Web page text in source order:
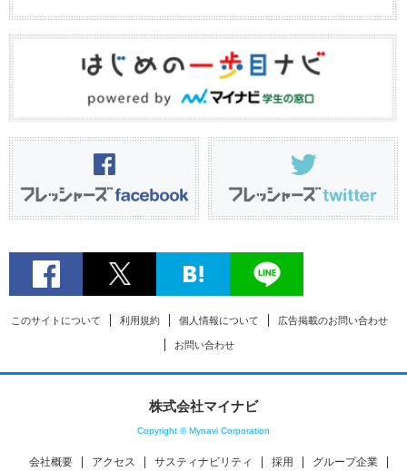
このサイトについて 利用規約 個人情報について 広告掲載のお問い合わせ
お問い合わせ
株式会社マイナビ
Copyright © Mynavi Corporation
会社概要 アクセス サスティナビリティ 採用 グループ企業